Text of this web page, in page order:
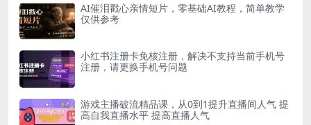
AI催泪戳心亲情短片，零基础AI教程，简单教学
仅供参考
小红书注册卡免核注册，解决不支持当前手机号
注册，请更换手机号问题
游戏主播破流精品课，从0到1提升直播间人气 提
高自我直播水平 提高直播人气